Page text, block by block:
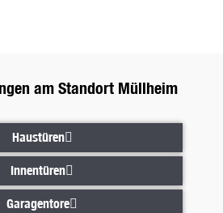
am Standort Müllheim
HaustürenHaustüren
InnentürenInnentüren
GaragentoreGaragentore